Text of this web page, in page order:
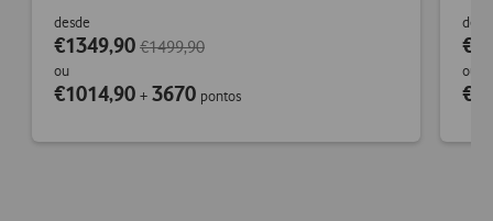
desde
€1349,90 €1499,90
ou
€1014,90 + 3670 pontos
ou